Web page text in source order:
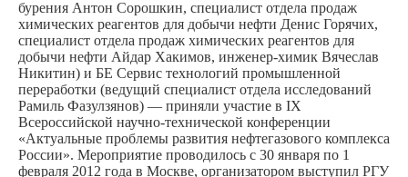
бурения Антон Сорошкин, специалист отдела продаж
химических реагентов для добычи нефти Денис Горячих,
специалист отдела продаж химических реагентов для
добычи нефти Айдар Хакимов, инженер-химик Вячеслав
Никитин) и БЕ Сервис технологий промышленной
переработки (ведущий специалист отдела исследований
Рамиль Фазулзянов) — приняли участие в IX
Всероссийской научно-технической конференции
«Актуальные проблемы развития нефтегазового комплекса
России». Мероприятие проводилось с 30 января по 1
февраля 2012 года в Москве, организатором выступил РГУ